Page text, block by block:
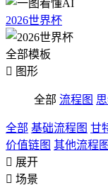
2026世界杯
全部模板
 图形
全部 流程图
全部 基础流程图 甘
价值链图 其他流程图
 展开
 场景